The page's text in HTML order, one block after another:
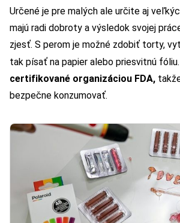
Určené je pre malých ale určite aj
majú radi dobroty a výsledok svojej
zjesť. S perom je možné zdobiť torty,
tak písať na papier alebo priesvitnú fóliu.
certifikované organizáciou FDA,
bezpečne konzumovať.